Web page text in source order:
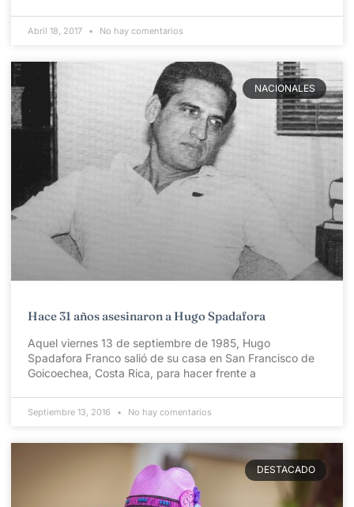
Abril 18, 2017 No hay comentarios
NACIONALES
Hace 31 años asesinaron a Hugo Spadafora
Aquel viernes 13 de septiembre de 1985, Hugo
Spadafora Franco salió de su casa en San Francisco de
Goicoechea, Costa Rica, para hacer frente a
Septiembre 13, 2016 No hay comentarios
DESTACADO